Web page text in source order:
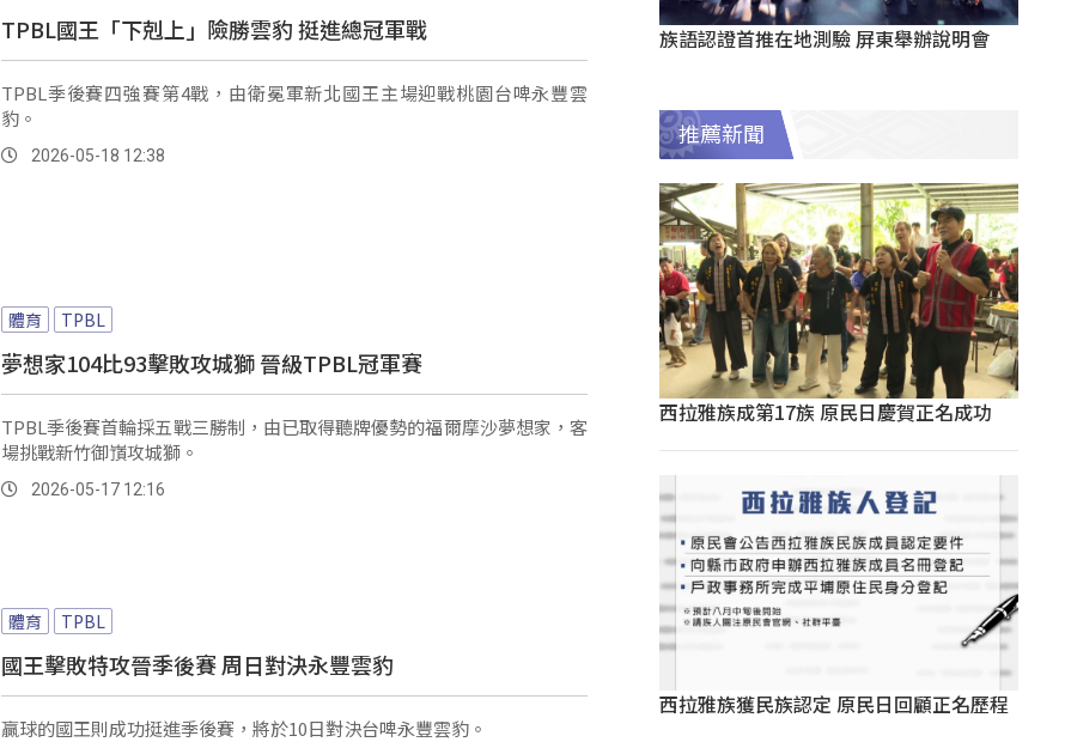
TPBL國王「下剋上」險勝雲豹 挺進總冠軍戰
TPBL季後賽四強賽第4戰，由衛冕軍新北國王主場迎戰桃園台啤永豐雲
豹。
2026-05-18 12:38
體育 TPBL
夢想家104比93擊敗攻城獅 晉級TPBL冠軍賽
TPBL季後賽首輪採五戰三勝制，由已取得聽牌優勢的福爾摩沙夢想家，客
場挑戰新竹御嵿攻城獅。
2026-05-17 12:16
體育 TPBL
國王擊敗特攻晉季後賽 周日對決永豐雲豹
贏球的國王則成功挺進季後賽，將於10日對決台啤永豐雲豹。
族語認證首推在地測驗 屏東舉辦說明會
推薦新聞
西拉雅族成第17族 原民日慶賀正名成功
西拉雅族獲民族認定 原民日回顧正名歷程